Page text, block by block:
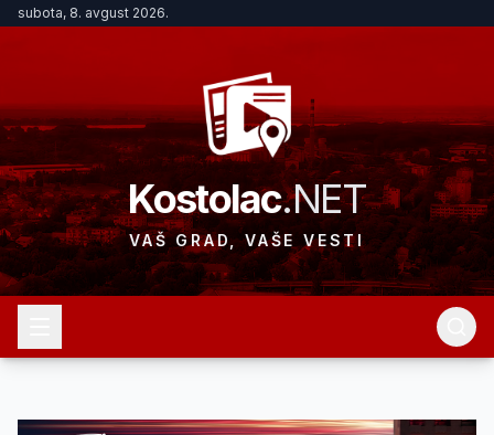
subota, 8. avgust 2026.
Kostolac.NET
VAŠ GRAD, VAŠE VESTI